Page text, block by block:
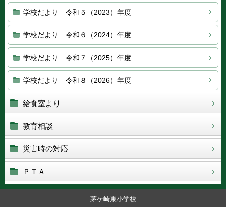
学校だより 令和５（2023）年度
学校だより 令和６（2024）年度
学校だより 令和７（2025）年度
学校だより 令和８（2026）年度
給食室より
教育相談
災害時の対応
ＰＴＡ
茅ケ崎東小学校